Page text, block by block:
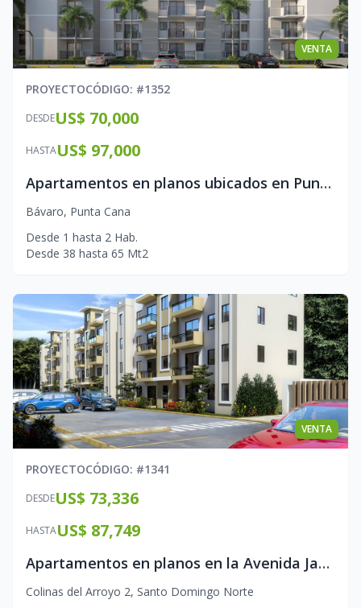
VENTA
PROYECTOCÓDIGO: #1352
DESDEUS$ 70,000
HASTAUS$ 97,000
Apartamentos en planos ubicados en Punta Cana
Bávaro, Punta Cana
Desde 1 hasta 2 Hab.
Desde 38 hasta 65 Mt2
VENTA
PROYECTOCÓDIGO: #1341
DESDEUS$ 73,336
HASTAUS$ 87,749
Apartamentos en planos en la Avenida Jacobo Majluta
Colinas del Arroyo 2, Santo Domingo Norte